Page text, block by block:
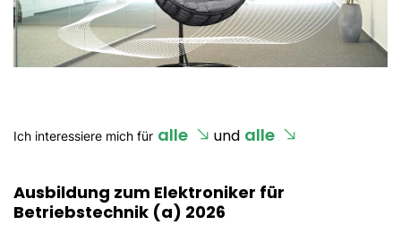
Ich interessiere mich für und
Ausbildung zum Elektroniker für
Betriebstechnik (a) 2026